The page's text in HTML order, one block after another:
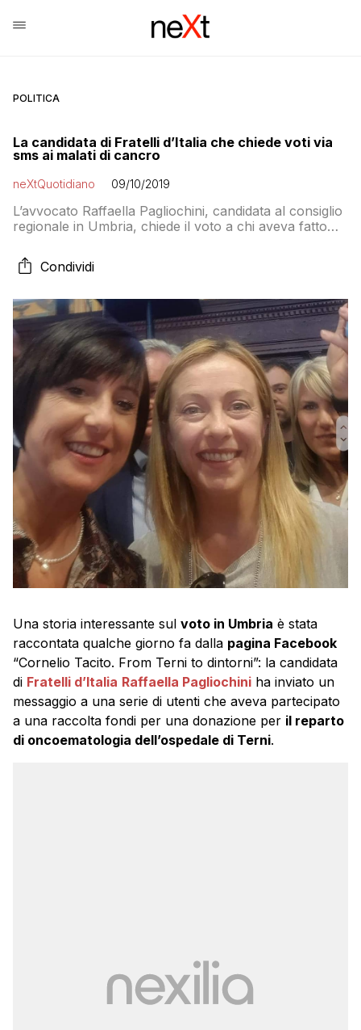
POLITICA
La candidata di Fratelli d’Italia che chiede voti via
sms ai malati di cancro
neXtQuotidiano 09/10/2019
L’avvocato Raffaella Pagliochini, candidata al consiglio
regionale in Umbria, chiede il voto a chi aveva fatto
all’ospedale di Terni
Condividi
Una storia interessante sul voto in Umbria è stata
raccontata qualche giorno fa dalla pagina Facebook
“Cornelio Tacito. From Terni to dintorni”: la candidata
di Fratelli d’Italia Raffaella Pagliochini ha inviato un
messaggio a una serie di utenti che aveva partecipato
a una raccolta fondi per una donazione per il reparto
di oncoematologia dell’ospedale di Terni.